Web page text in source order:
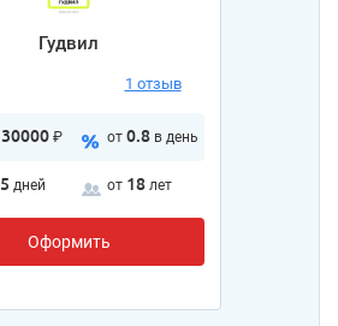
Гудвил
1 отзыв
30000 ₽ от 0.8 в день
5 дней от 18 лет
Оформить